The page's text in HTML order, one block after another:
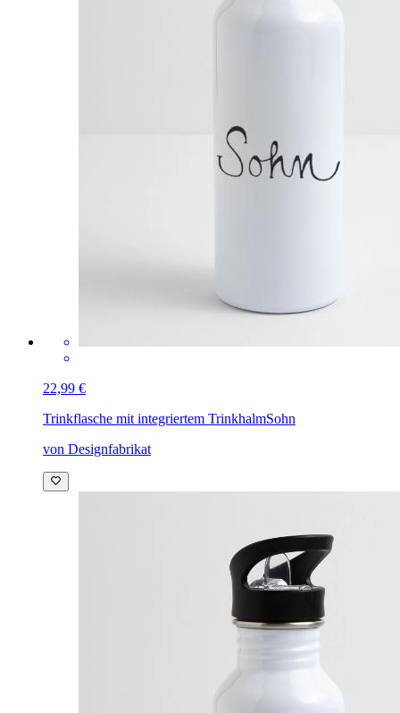
22,99 €
Trinkflasche mit integriertem TrinkhalmSohn
von Designfabrikat